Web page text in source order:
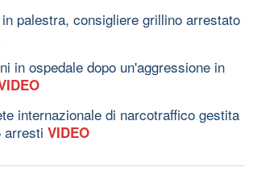
palestra, consigliere grillino arrestato
in ospedale dopo un'aggressione in
internazionale di narcotraffico gestita
arresti VIDEO